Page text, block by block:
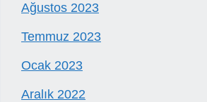
Ağustos 2023
Temmuz 2023
Ocak 2023
Aralık 2022